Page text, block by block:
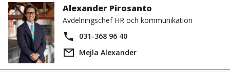
Alexander Pirosanto
Avdelningschef HR och kommunikation
031-368 96 40
Mejla Alexander